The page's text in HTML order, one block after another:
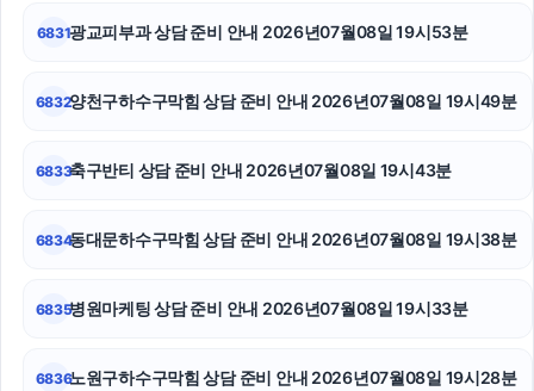
인스타그램 팔로워 구매
폰테크
남양주이혼전문변호사
6831광교피부과 상담 준비 안내 2026년07월08일 19시53분
6832양천구하수구막힘 상담 준비 안내 2026년07월08일 19시49분
6833축구반티 상담 준비 안내 2026년07월08일 19시43분
6834동대문하수구막힘 상담 준비 안내 2026년07월08일 19시38분
6835병원마케팅 상담 준비 안내 2026년07월08일 19시33분
6836노원구하수구막힘 상담 준비 안내 2026년07월08일 19시28분